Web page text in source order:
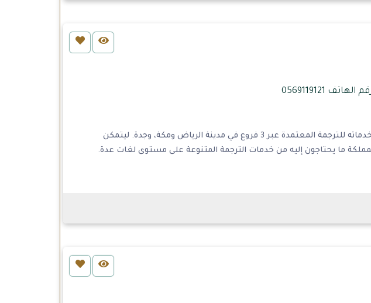
الهاتف 0569119121
يتميز مكتب دكتور طه الإدريسي للترجمة المعتمدة واللغات بتقديم خدماته للترجمة المعتمدة عبر 3 فروع في مدينة الرياض ومكة، وجدة. ليتمكن
ما يحتاجون إليه من خدمات الترجمة المتنوعة على مستوى لغات عدة.